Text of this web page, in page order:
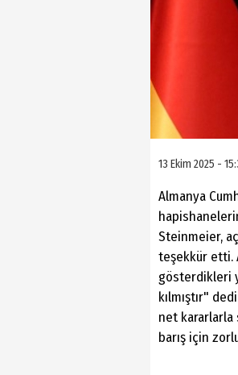
13 Ekim 2025 -
Almanya
Steinmeier,
teşekkür etti.
gösterdikleri
kılmıştır"
net kararlarla
barış için